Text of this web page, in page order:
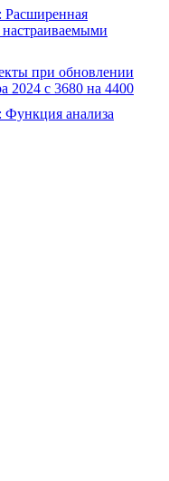
Расширенная
настраиваемыми
при обновлении
2024 с 3680 на 4400
Функция анализа